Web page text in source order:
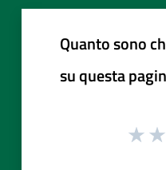
Quanto sono
su questa